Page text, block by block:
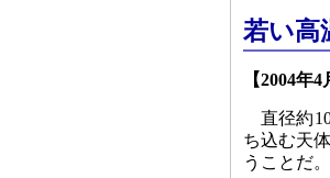
若い高
【2004年4
直径約
ち込む天
うことだ。